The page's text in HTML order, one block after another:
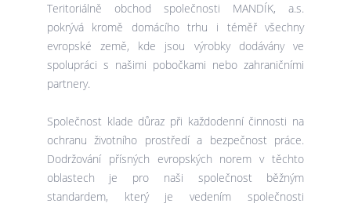
Teritoriálně obchod společnosti MANDÍK, a.s.
pokrývá kromě domácího trhu i téměř všechny
evropské země, kde jsou výrobky dodávány ve
spolupráci s našimi pobočkami nebo zahraničními
partnery.
Společnost klade důraz při každodenní činnosti na
ochranu životního prostředí a bezpečnost práce.
Dodržování přísných evropských norem v těchto
oblastech je pro naši společnost běžným
standardem, který je vedením společnosti